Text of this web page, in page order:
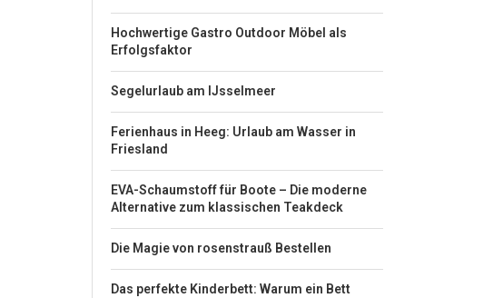
Hochwertige Gastro Outdoor Möbel als
Erfolgsfaktor
Segelurlaub am IJsselmeer
Ferienhaus in Heeg: Urlaub am Wasser in
Friesland
EVA-Schaumstoff für Boote – Die moderne
Alternative zum klassischen Teakdeck
Die Magie von rosenstrauß Bestellen
Das perfekte Kinderbett: Warum ein Bett